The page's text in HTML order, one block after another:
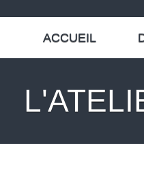
ACCUEIL